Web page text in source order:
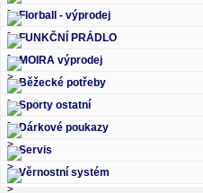
Florball - výprodej
FUNKČNÍ PRÁDLO
MOIRA výprodej
Běžecké potřeby
Sporty ostatní
Dárkové poukazy
Servis
Věrnostní systém